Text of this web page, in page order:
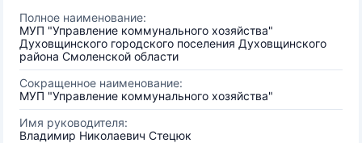
Полное наименование:
МУП "Управление коммунального хозяйства"
Духовщинского городского поселения Духовщинского
района Смоленской области
Сокращенное наименование:
МУП "Управление коммунального хозяйства"
Имя руководителя:
Владимир Николаевич Стецюк